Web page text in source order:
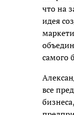
что на
идея
самого
все